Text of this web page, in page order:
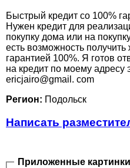
Быстрый кредит со 100%
Нужен кредит для
покупку дома или на
есть возможность
гарантией 100%. Я готов
на кредит по моему адресу
ericjairo@gmail. com
Регион: Подольск
Написать
Приложенные картинки